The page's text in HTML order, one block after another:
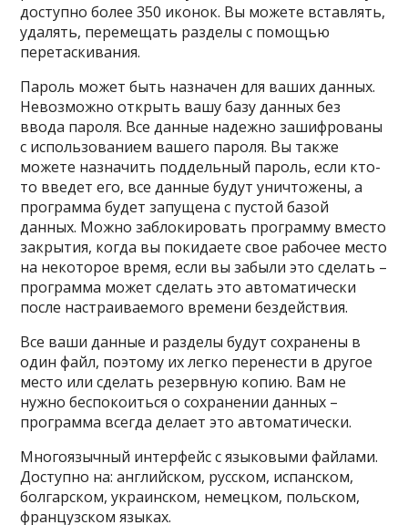
доступно более 350 иконок. Вы можете вставлять,
удалять, перемещать разделы с помощью
перетаскивания.
Пароль может быть назначен для ваших данных.
Невозможно открыть вашу базу данных без
ввода пароля. Все данные надежно зашифрованы
с использованием вашего пароля. Вы также
можете назначить поддельный пароль, если кто-
то введет его, все данные будут уничтожены, а
программа будет запущена с пустой базой
данных. Можно заблокировать программу вместо
закрытия, когда вы покидаете свое рабочее место
на некоторое время, если вы забыли это сделать –
программа может сделать это автоматически
после настраиваемого времени бездействия.
Все ваши данные и разделы будут сохранены в
один файл, поэтому их легко перенести в другое
место или сделать резервную копию. Вам не
нужно беспокоиться о сохранении данных –
программа всегда делает это автоматически.
Многоязычный интерфейс с языковыми файлами.
Доступно на: английском, русском, испанском,
болгарском, украинском, немецком, польском,
французском языках.